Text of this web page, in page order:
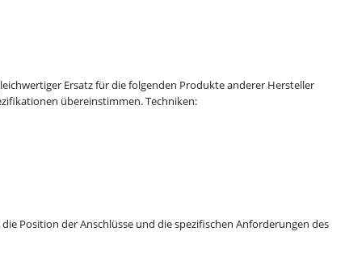
Ersatz für die folgenden Produkte anderer Hersteller
übereinstimmen. Techniken:
Position der Anschlüsse und die spezifischen Anforderungen des